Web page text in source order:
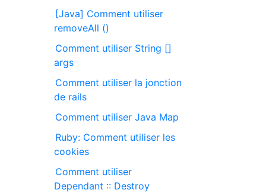
[Java] Comment utiliser
removeAll ()
Comment utiliser String []
args
Comment utiliser la jonction
de rails
Comment utiliser Java Map
Ruby: Comment utiliser les
cookies
Comment utiliser
Dependant :: Destroy